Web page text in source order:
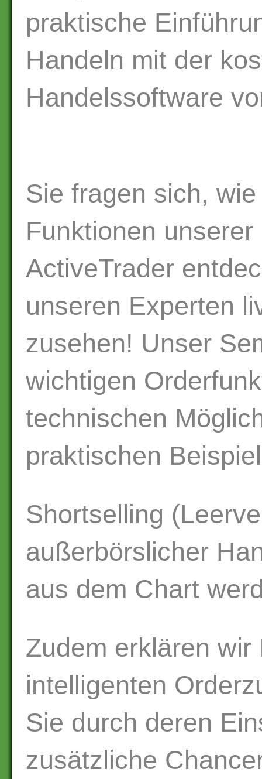
praktische
Handeln mit der
Handelssoftware
Sie fragen sich,
Funktionen
ActiveTrader
unseren Experten
zusehen! Unser
wichtigen
technischen
praktischen
Shortselling
außerbörslicher
aus dem Chart
Zudem erklären wir
intelligenten
Sie durch deren
zusätzliche